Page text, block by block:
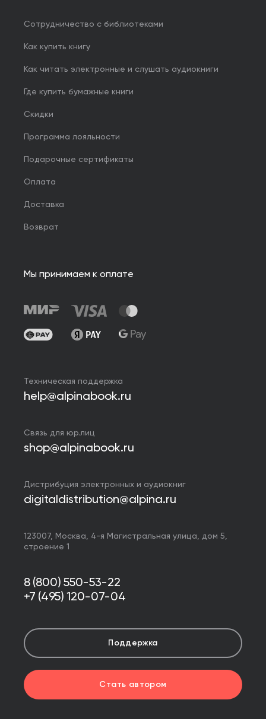
Сотрудничество с библиотеками
Как купить книгу
Как читать электронные и слушать аудиокниги
Где купить бумажные книги
Скидки
Программа лояльности
Подарочные сертификаты
Оплата
Доставка
Возврат
Мы принимаем к оплате
Техническая поддержка
help@alpinabook.ru
Связь для юр.лиц
shop@alpinabook.ru
Дистрибуция электронных и аудиокниг
digitaldistribution@alpina.ru
123007, Москва, 4-я Магистральная улица, дом 5,
строение 1
8 (800) 550-53-22
+7 (495) 120-07-04
Поддержка
Стать автором